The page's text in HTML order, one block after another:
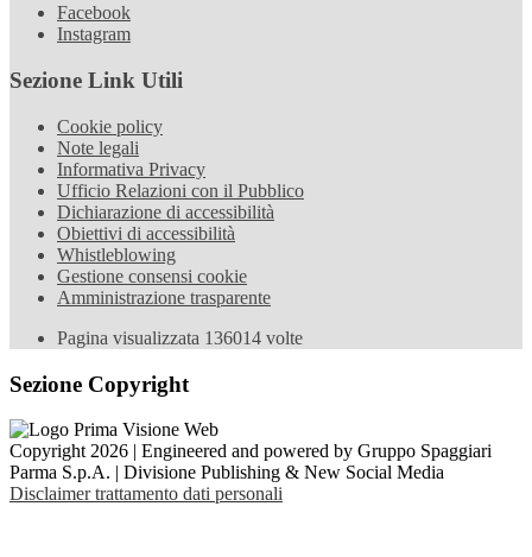
Facebook
Instagram
Sezione Link Utili
Cookie policy
Note legali
Informativa Privacy
Ufficio Relazioni con il Pubblico
Dichiarazione di accessibilità
Obiettivi di accessibilità
Whistleblowing
Gestione consensi cookie
Amministrazione trasparente
Pagina visualizzata 136014 volte
Sezione Copyright
Copyright 2026 | Engineered and powered by Gruppo Spaggiari
Parma S.p.A. | Divisione Publishing & New Social Media
Disclaimer trattamento dati personali